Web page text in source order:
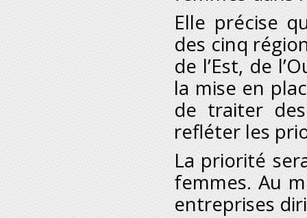
Elle précise
des cinq
de l’Est, de
la mise en
de traiter
refléter les
La priorité
femmes. Au
entreprises